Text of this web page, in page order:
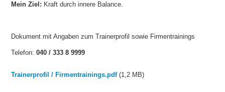
Mein Ziel: Kraft durch innere Balance.
Dokument mit Angaben zum Trainerprofil sowie Firmentrainings
Telefon: 040 / 333 8 9999
Trainerprofil / Firmentrainings.pdf(1,2 MB)